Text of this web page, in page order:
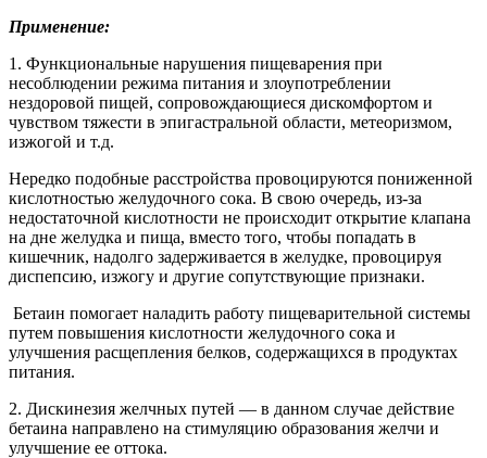
Применение:
1. Функциональные нарушения пищеварения при
несоблюдении режима питания и злоупотреблении
нездоровой пищей, сопровождающиеся дискомфортом и
чувством тяжести в эпигастральной области, метеоризмом,
изжогой и т.д.
Нередко подобные расстройства провоцируются пониженной
кислотностью желудочного сока. В свою очередь, из-за
недостаточной кислотности не происходит открытие клапана
на дне желудка и пища, вместо того, чтобы попадать в
кишечник, надолго задерживается в желудке, провоцируя
диспепсию, изжогу и другие сопутствующие признаки.
Бетаин помогает наладить работу пищеварительной системы
путем повышения кислотности желудочного сока и
улучшения расщепления белков, содержащихся в продуктах
питания.
2. Дискинезия желчных путей — в данном случае действие
бетаина направлено на стимуляцию образования желчи и
улучшение ее оттока.